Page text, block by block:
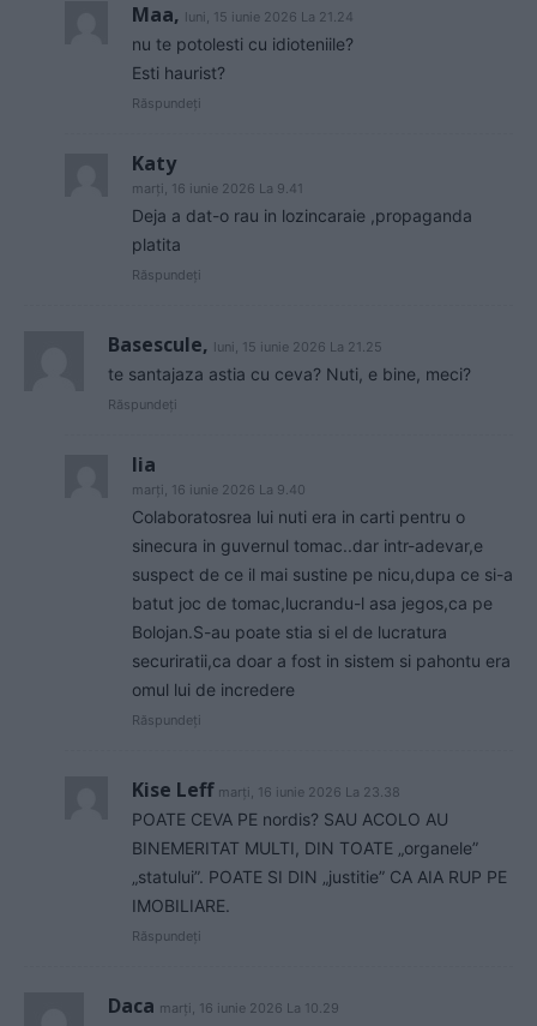
Maa, luni, 15 iunie 2026 La 21.24
nu te potolesti cu idioteniile?
Esti haurist?
Răspundeți
Katy
marți, 16 iunie 2026 La 9.41
Deja a dat-o rau in lozincaraie ,propaganda
platita
Răspundeți
Basescule, luni, 15 iunie 2026 La 21.25
te santajaza astia cu ceva? Nuti, e bine, meci?
Răspundeți
lia
marți, 16 iunie 2026 La 9.40
Colaboratosrea lui nuti era in carti pentru o
sinecura in guvernul tomac..dar intr-adevar,e
suspect de ce il mai sustine pe nicu,dupa ce si-a
batut joc de tomac,lucrandu-l asa jegos,ca pe
Bolojan.S-au poate stia si el de lucratura
securiratii,ca doar a fost in sistem si pahontu era
omul lui de incredere
Răspundeți
Kise Leff marți, 16 iunie 2026 La 23.38
POATE CEVA PE nordis? SAU ACOLO AU
BINEMERITAT MULTI, DIN TOATE „organele”
„statului”. POATE SI DIN „justitie” CA AIA RUP PE
IMOBILIARE.
Răspundeți
Daca marți, 16 iunie 2026 La 10.29